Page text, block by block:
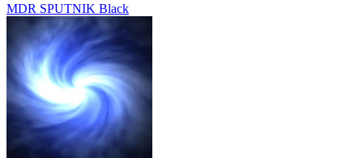
MDR SPUTNIK Black